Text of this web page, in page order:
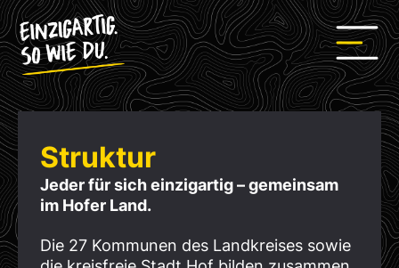
Struktur
Jeder für sich einzigartig – gemeinsam
im Hofer Land.
Die 27 Kommunen des Landkreises sowie